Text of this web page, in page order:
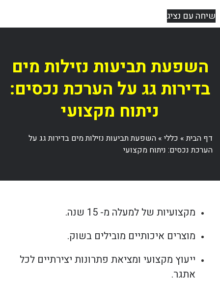
שיחה עם נציג
השפעת תביעות נזילות מים
בדירות גג על הערכת נכסים:
ניתוח מקצועי
דף הבית» כללי» השפעת תביעות נזילות מים בדירות גג על
הערכת נכסים: ניתוח מקצועי
מקצועיות של למעלה מ- 15 שנה.
מוצרים איכותיים מובילים בשוק.
ייעוץ מקצועי ומציאת פתרונות יצירתיים לכל
אתגר.